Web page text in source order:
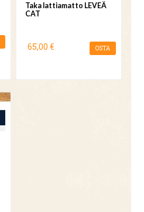
Taka lattiamatto LEVEÄ
CAT
65,00 € OSTA